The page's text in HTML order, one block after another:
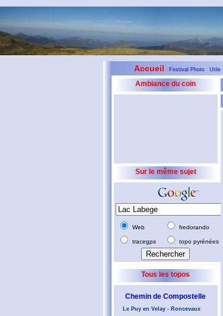
Accueil Festival Photo| Utile|
Ambiance du coin
Sur le même sujet
Web fredorando
tracegps topo pyrénées
Tous les topos
Chemin de Compostelle
Le Puy en Velay - Roncevaux